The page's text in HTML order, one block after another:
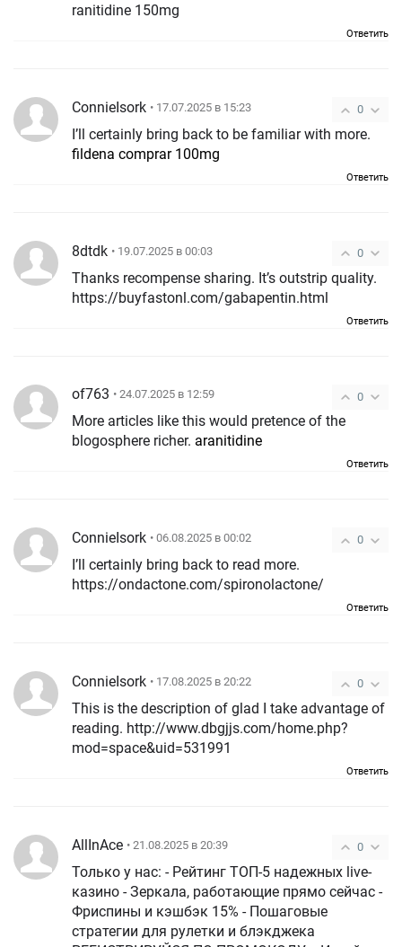
ranitidine 150mg
Ответить
0
ConnieIsork • 17.07.2025 в 15:23
I’ll certainly bring back to be familiar with more.
fildena comprar 100mg
Ответить
0
8dtdk • 19.07.2025 в 00:03
Thanks recompense sharing. It’s outstrip quality.
https://buyfastonl.com/gabapentin.html
Ответить
0
of763 • 24.07.2025 в 12:59
More articles like this would pretence of the
blogosphere richer. aranitidine
Ответить
0
ConnieIsork • 06.08.2025 в 00:02
I’ll certainly bring back to read more.
https://ondactone.com/spironolactone/
Ответить
0
ConnieIsork • 17.08.2025 в 20:22
This is the description of glad I take advantage of
reading. http://www.dbgjjs.com/home.php?
mod=space&uid=531991
Ответить
0
AllInAce • 21.08.2025 в 20:39
Только у нас: - Рейтинг ТОП-5 надежных live-
казино - Зеркала, работающие прямо сейчас -
Фриспины и кэшбэк 15% - Пошаговые
стратегии для рулетки и блэкджека